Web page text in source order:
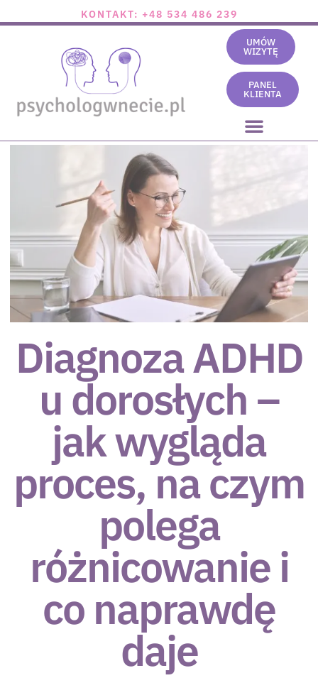
KONTAKT: +48 534 486 239
UMÓW
WIZYTĘ
PANEL
KLIENTA
Diagnoza ADHD
u dorosłych –
jak wygląda
proces, na czym
polega
różnicowanie i
co naprawdę
daje